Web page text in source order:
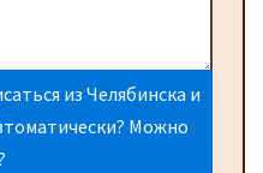
из Челябинска и
Можно